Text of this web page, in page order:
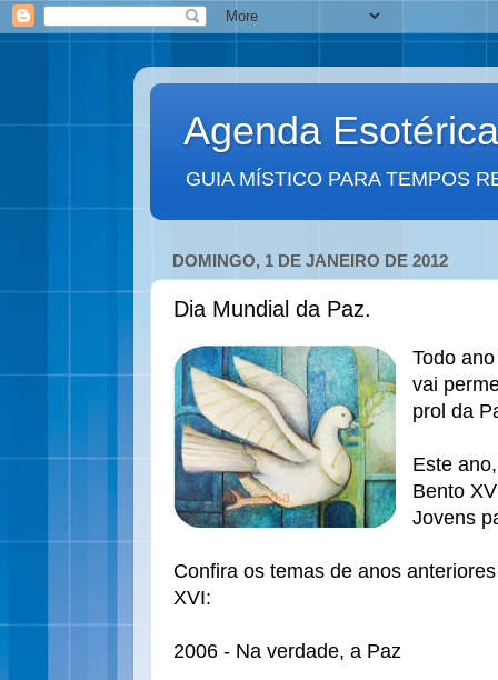
Agenda Esotérica
GUIA MÍSTICO PARA TEMPOS
DOMINGO, 1 DE JANEIRO DE 2012
Dia Mundial da Paz.
Todo
vai
prol da
Este
Bento
Jovens
Confira os temas de anos
XVI:
2006 - Na verdade, a Paz